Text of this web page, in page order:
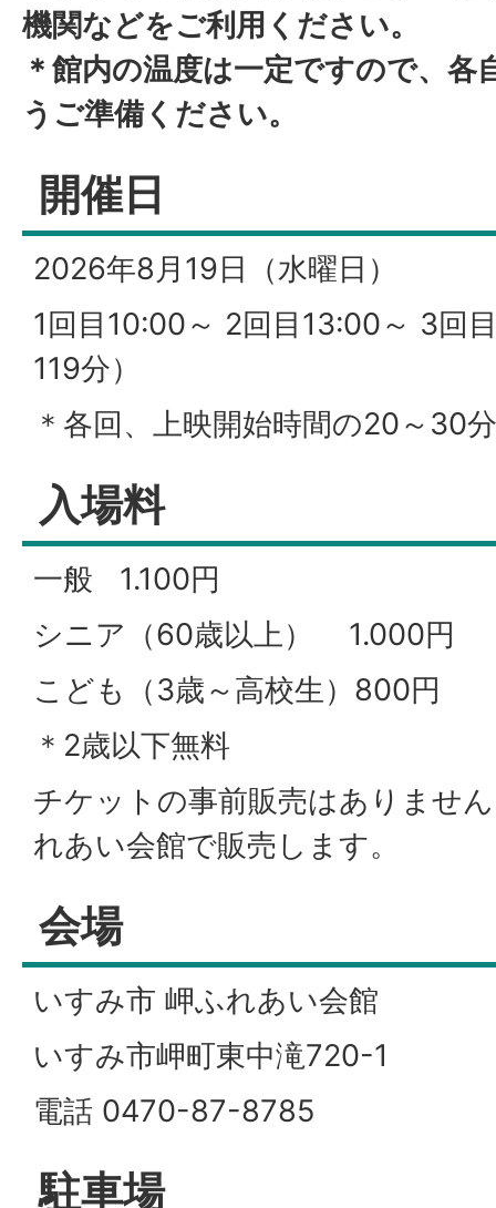
機関などをご利用ください。
＊館内の温度は一定ですので、各
うご準備ください。
開催日
2026年8月19日（水曜日）
1回目10:00～ 2回目13:00～ 3回
119分）
＊各回、上映開始時間の20～30
入場料
一般 1.100円
シニア（60歳以上） 1.000円
こども（3歳～高校生）800円
＊2歳以下無料
チケットの事前販売はありませ
れあい会館で販売します。
会場
いすみ市 岬ふれあい会館
いすみ市岬町東中滝720-1
電話 0470-87-8785
駐車場